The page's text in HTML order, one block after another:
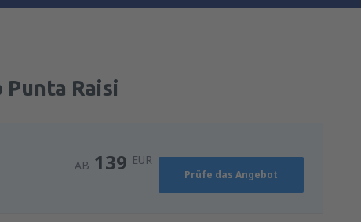
Raisi
AB 139 EUR
Prüfe das Angebot